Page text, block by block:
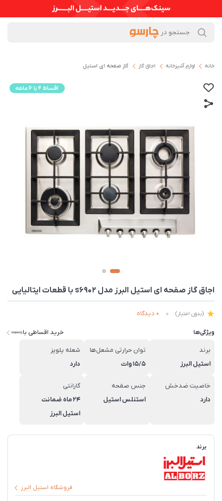
خانه لوازم آشپزخانه اجاق گاز گاز صفحه ای استیل
اجاق گاز صفحه ای استیل البرز مدل s6902 با قطعات ایتالیایی
(بدون امتیاز) 0 دیدگاه
ویژگی‌ها خرید اقساطی با
برند
استیل البرز
توان حرارتی مشعل‌ها
۱۵/۵ وات
شعله پلوپز
دارد
خاصیت ضدخش
دارد
جنس صفحه
استنلس استیل
گارانتی
24 ماه ضمانت
استیل البرز
برند
فروشگاه استیل البرز